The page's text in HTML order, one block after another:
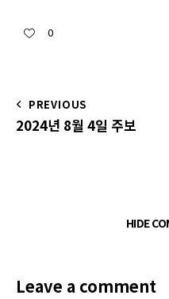
0
PREVIOUS
2024년 8월 4일 주보
HIDE
Leave a comment